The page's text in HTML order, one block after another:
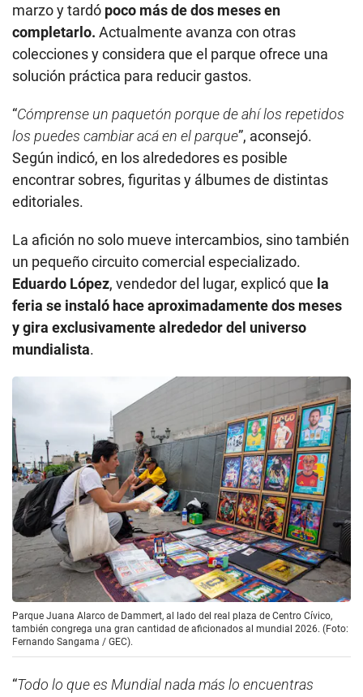
marzo y tardó poco más de dos meses en
completarlo. Actualmente avanza con otras
colecciones y considera que el parque ofrece una
solución práctica para reducir gastos.
“Cómprense un paquetón porque de ahí los repetidos
los puedes cambiar acá en el parque”, aconsejó.
Según indicó, en los alrededores es posible
encontrar sobres, figuritas y álbumes de distintas
editoriales.
La afición no solo mueve intercambios, sino también
un pequeño circuito comercial especializado.
Eduardo López, vendedor del lugar, explicó que la
feria se instaló hace aproximadamente dos meses
y gira exclusivamente alrededor del universo
mundialista.
Parque Juana Alarco de Dammert, al lado del real plaza de Centro Cívico,
también congrega una gran cantidad de aficionados al mundial 2026. (Foto:
Fernando Sangama / GEC).
“Todo lo que es Mundial nada más lo encuentras